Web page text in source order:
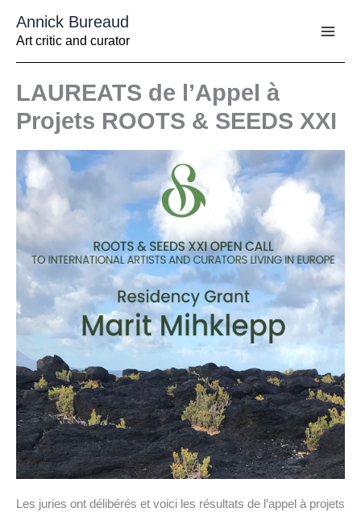
contenu
Annick Bureaud
Art critic and curator
LAUREATS de l’Appel à
Projets ROOTS & SEEDS XXI
Les juries ont délibérés et voici les résultats de l’appel à projets